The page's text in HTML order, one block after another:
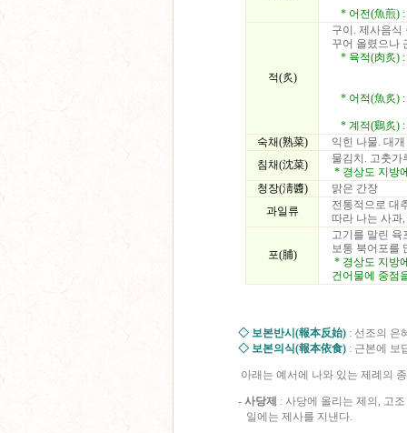
* 어전(魚煎) :
적(炙)
구이. 제사음식
꾸어 올렸으나
* 육적(肉炙) :
* 어적(魚炙) :
* 계적(鷄炙) :
숙채(熟菜)
익힌 나물. 대
침채(沈菜)
물김치. 고춧가
* 경상도 지방
청장(淸醬)
맑은 간장
과일류
전통적으로 대
따라 나는 사과
포(脯)
고기를 말린 육
보통 북어포를
* 경상도 지방
건어물에 중점
◇ 보본반시(報本反始) : 선조의 은
◇ 보본의식(報本依食) : 근본에 보
아래는 예서에 나와 있는 제례의 종
- 사당제
: 사당에 올리는 제의, 고
일에는 제사를 지낸다.